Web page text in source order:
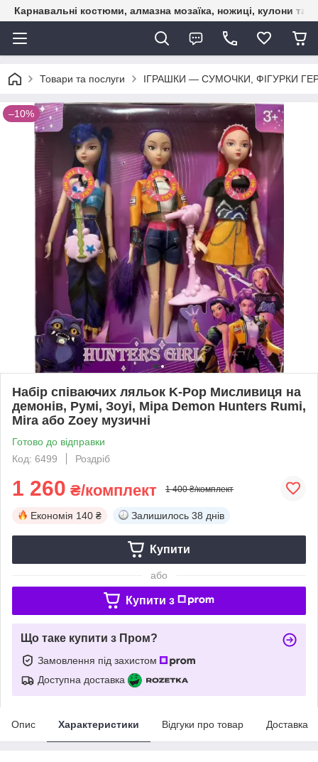
Карнавальні костюми, алмазна мозаїка, ножиці, кулони та
Товари та послуги ІГРАШКИ — СУМОЧКИ, ФІГУРКИ
–10%
Набір співаючих ляльок K-Pop Мисливиця на
демонів, Румі, Зоуі, Міра Demon Hunters Rumi,
Mira або Zoey музичні
Готово до відправки
Код: 6499
Роздріб
1 260 ₴/комплект 1 400 ₴/комплект
Економія 140 ₴ Залишилось 38 днів
Купити
або
Купити з
Що таке купити з Пром?
Замовлення під захистом
Доступна доставка
Опис Характеристики Відгуки про товар Доставка